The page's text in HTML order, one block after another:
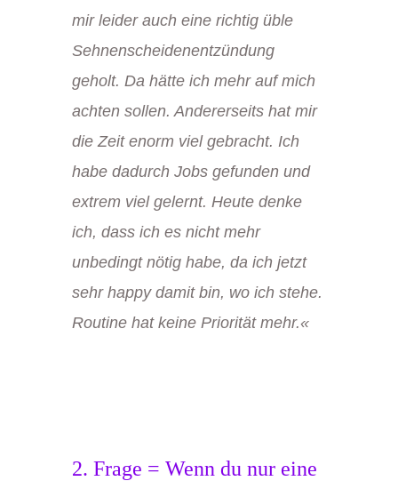
mir leider auch eine richtig üble
Sehnenscheidenentzündung
geholt. Da hätte ich mehr auf mich
achten sollen. Andererseits hat mir
die Zeit enorm viel gebracht. Ich
habe dadurch Jobs gefunden und
extrem viel gelernt. Heute denke
ich, dass ich es nicht mehr
unbedingt nötig habe, da ich jetzt
sehr happy damit bin, wo ich stehe.
Routine hat keine Priorität mehr.«
2. Frage = Wenn du nur eine